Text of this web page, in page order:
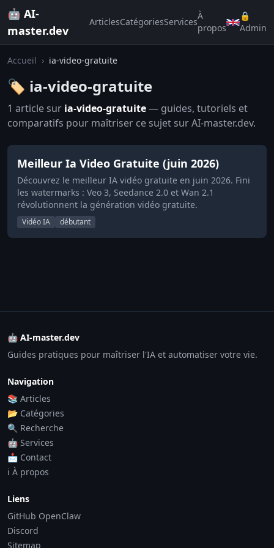
🤖 AI-
master.dev
ArticlesCatégoriesServices
À
propos
🔒
Admin
Accueil › ia-video-gratuite
🏷️ ia-video-gratuite
1 article sur ia-video-gratuite— guides, tutoriels et
comparatifs pour maîtriser ce sujet sur AI-master.dev.
Meilleur Ia Video Gratuite (juin 2026)
Découvrez le meilleur IA vidéo gratuite en juin 2026. Fini
les watermarks : Veo 3, Seedance 2.0 et Wan 2.1
révolutionnent la génération vidéo gratuite.
Vidéo IA débutant
🤖 AI-master.dev
Guides pratiques pour maîtriser l'IA et automatiser votre vie.
Navigation
📚 Articles
📂 Catégories
🔍 Recherche
🤖 Services
📩 Contact
ℹ️ À propos
Liens
GitHub OpenClaw
Discord
Sitemap